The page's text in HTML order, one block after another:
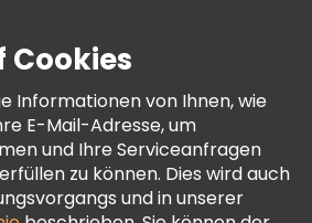
Cookies
Informationen von Ihnen, wie
E-Mail-Adresse, um
und Ihre Serviceanfragen
zu können. Dies wird auch
und in unserer